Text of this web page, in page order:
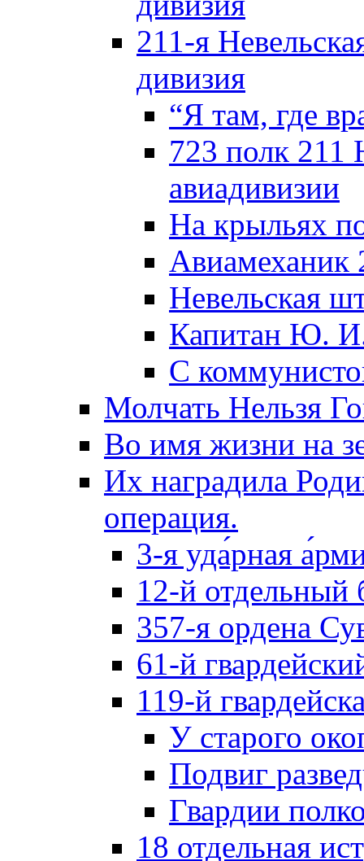
211-я
дивизия
“Я там, где
723 полк 211
авиадивизии
На крыльях
Невельская
Капитан Ю.
С
Молчать Нельзя
Во имя жизни на
Их наградила
операция.
3-я уда́рная
12-й отдельный
357-я ордена
61-й
119-й
У старого
Подвиг
Гвардии
18 отдельная